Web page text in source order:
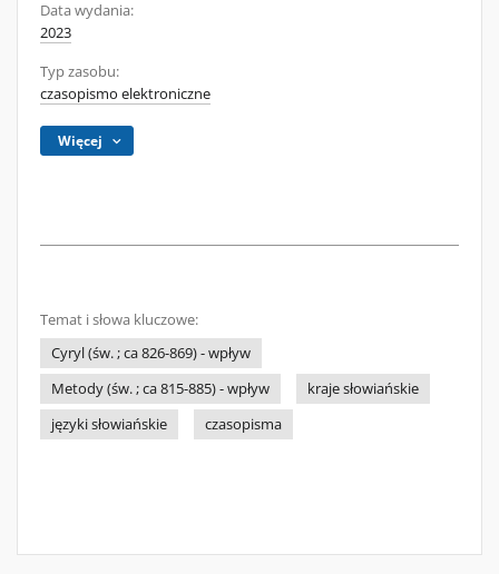
Data wydania:
2023
Typ zasobu:
czasopismo elektroniczne
Więcej
Temat i słowa kluczowe:
Cyryl (św. ; ca 826-869) - wpływ
Metody (św. ; ca 815-885) - wpływ
kraje słowiańskie
języki słowiańskie
czasopisma